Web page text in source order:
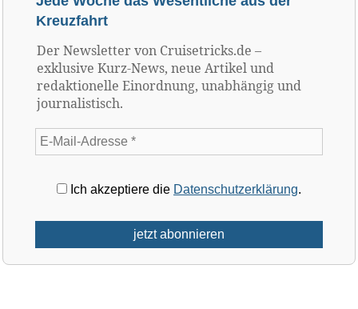
Kreuzfahrt
Der Newsletter von Cruisetricks.de –
exklusive Kurz-News, neue Artikel und
redaktionelle Einordnung, unabhängig und
journalistisch.
Ich akzeptiere die Datenschutzerklärung.